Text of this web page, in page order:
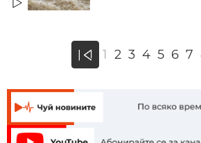
« 1 2 3 4 5 6 7